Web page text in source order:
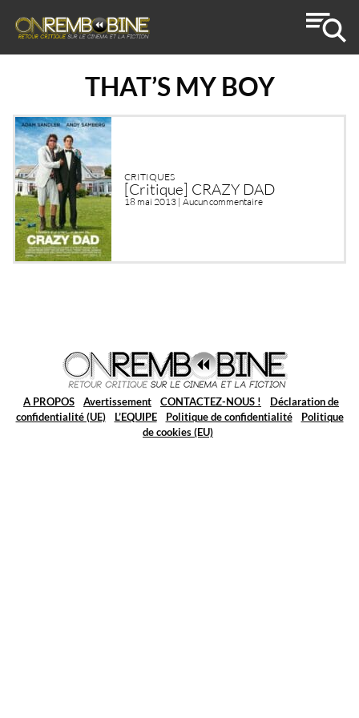
THAT’S MY BOY
CRITIQUES
[Critique] CRAZY DAD
18 mai 2013 | Aucun commentaire
A PROPOS Avertissement CONTACTEZ-NOUS !
Déclaration de
confidentialité (UE)
L’EQUIPE Politique de confidentialité
Politique
de cookies (EU)